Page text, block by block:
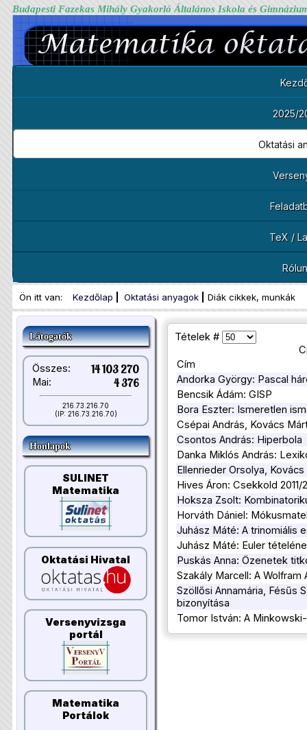
Budapesti Fazekas Mihály Gyakorló Általános Iskola és
2025/
Oktatási
TeX /
Ön itt van: Kezdőlap Oktatási anyagok Diák cikkek, munkák
Látogatók
Összes: 14 103 270
Mai: 4 376
216.73.216.70
(IP: 216.73.216.70)
Honlapok
SULINET
Matematika
Oktatási Hivatal
Versenyvizsga
portál
Matematika
Portálok
Tételek #
Cím
Andorka György: Pascal
Bencsik Ádám: GISP
Bora Eszter: Ismeretlen
Csépai András, Kovács
Csontos András: Hiperbola
Danka Miklós András:
Ellenrieder Orsolya,
Hives Áron: Csekkold 2011/
Hoksza Zsolt:
Horváth Dániel:
Juhász Máté: A trinomiális
Juhász Máté: Euler
Puskás Anna: Özenetek
Szakály Marcell: A Wolfram
Szöllősi Annamária, Fésűs
bizonyítása
Tomor István: A